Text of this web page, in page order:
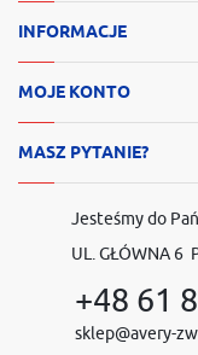
INFORMACJE
MOJE KONTO
MASZ PYTANIE?
Jesteśmy do
UL. GŁÓWNA 6
+48 61
sklep@avery-